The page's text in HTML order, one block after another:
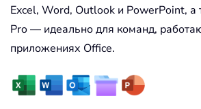
Excel, Word, Outlook и PowerPoint, а
Pro — идеально для команд,
приложениях Office.